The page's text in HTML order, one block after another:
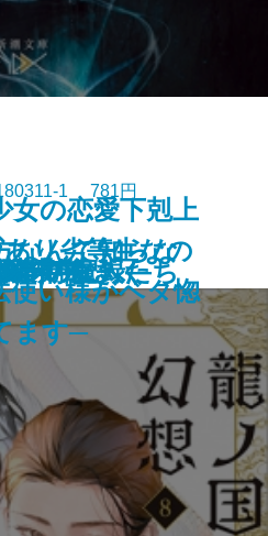
声をきく
年の記録―
剤師
なんて知らな
180311-1 781円
の声
末─
ーの魔人たち
女の恋愛下剋上
り劣等生なの
使い様がベタ惚
ます─